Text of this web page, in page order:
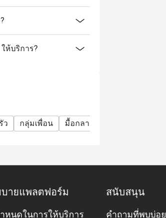
ห้บริการ?
ว กลุ่มเพื่อน มื้อกลางวันธุรกิจ
ายแพลตฟอร์ม
หนดในการให้บริการ
สนับสนุน
คำถามที่พบบ่อย